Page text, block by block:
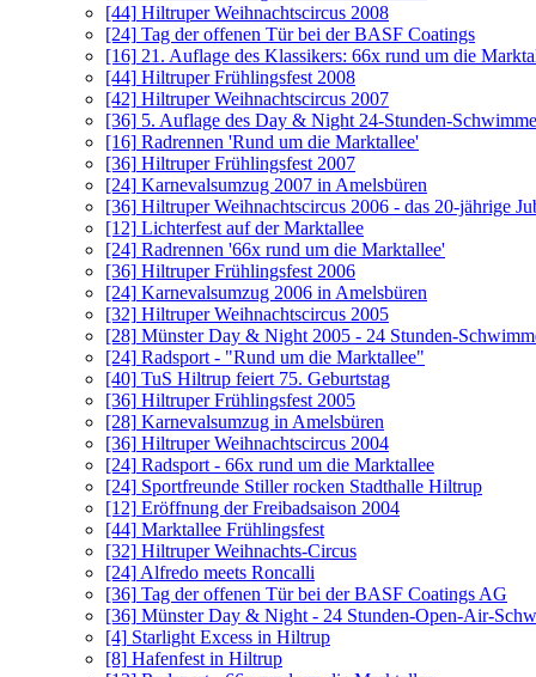
[44] Hiltruper Weihnachtscircus 2008
[24] Tag der offenen Tür bei der BASF Coatings
[16] 21. Auflage des Klassikers: 66x rund um die
[44] Hiltruper Frühlingsfest 2008
[42] Hiltruper Weihnachtscircus 2007
[36] 5. Auflage des Day & Night 24-Stunden-
[16] Radrennen 'Rund um die Marktallee'
[36] Hiltruper Frühlingsfest 2007
[24] Karnevalsumzug 2007 in Amelsbüren
[36] Hiltruper Weihnachtscircus 2006 - das 20-jährige
[12] Lichterfest auf der Marktallee
[24] Radrennen '66x rund um die Marktallee'
[36] Hiltruper Frühlingsfest 2006
[24] Karnevalsumzug 2006 in Amelsbüren
[32] Hiltruper Weihnachtscircus 2005
[28] Münster Day & Night 2005 - 24 Stunden-
[24] Radsport - "Rund um die Marktallee"
[40] TuS Hiltrup feiert 75. Geburtstag
[36] Hiltruper Frühlingsfest 2005
[28] Karnevalsumzug in Amelsbüren
[36] Hiltruper Weihnachtscircus 2004
[24] Radsport - 66x rund um die Marktallee
[24] Sportfreunde Stiller rocken Stadthalle Hiltrup
[12] Eröffnung der Freibadsaison 2004
[44] Marktallee Frühlingsfest
[32] Hiltruper Weihnachts-Circus
[24] Alfredo meets Roncalli
[36] Tag der offenen Tür bei der BASF Coatings AG
[36] Münster Day & Night - 24 Stunden-Open-Air-
[4] Starlight Excess in Hiltrup
[8] Hafenfest in Hiltrup